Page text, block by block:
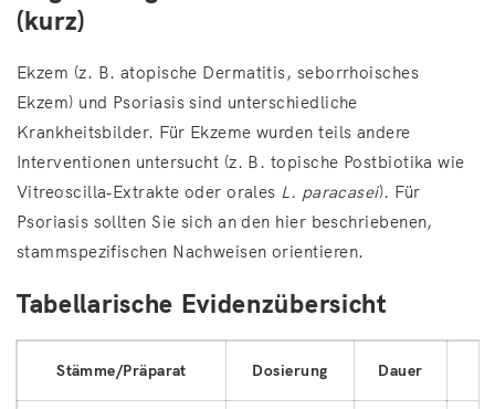
(kurz)
Ekzem (z. B. atopische Dermatitis, seborrhoisches
Ekzem) und Psoriasis sind unterschiedliche
Krankheitsbilder. Für Ekzeme wurden teils andere
Interventionen untersucht (z. B. topische Postbiotika wie
Vitreoscilla‑Extrakte oder orales L. paracasei). Für
Psoriasis sollten Sie sich an den hier beschriebenen,
stammspezifischen Nachweisen orientieren.
Tabellarische Evidenzübersicht
Stämme/Präparat Dosierung Dauer